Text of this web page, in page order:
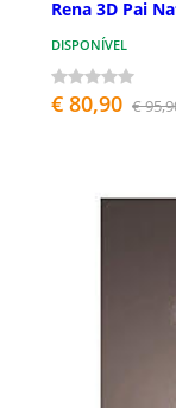
Rena 3D Pai
DISPONÍVEL
€ 80,90 €